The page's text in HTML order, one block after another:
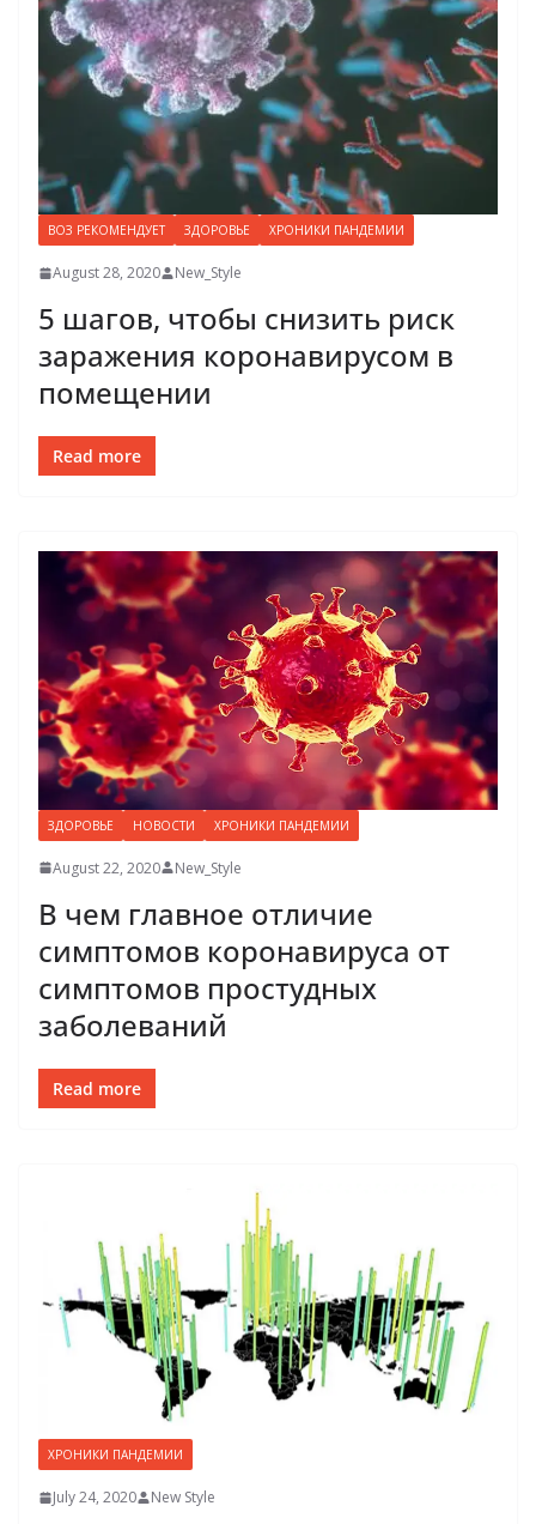
ВОЗ РЕКОМЕНДУЕТ ЗДОРОВЬЕ ХРОНИКИ ПАНДЕМИИ
August 28, 2020 New_Style
5 шагов, чтобы снизить риск
заражения коронавирусом в
помещении
Read more
ЗДОРОВЬЕ НОВОСТИ ХРОНИКИ ПАНДЕМИИ
August 22, 2020 New_Style
В чем главное отличие
симптомов коронавируса от
симптомов простудных
заболеваний
Read more
ХРОНИКИ ПАНДЕМИИ
July 24, 2020 New Style